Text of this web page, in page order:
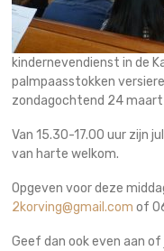
kindernevendienst in de
palmpaasstokken
zondagochtend 24 maart
Van 15.30-17.00 uur zijn
van harte welkom.
Opgeven voor deze
2korving@gmail.com of
Geef dan ook even aan